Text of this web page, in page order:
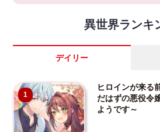
異世界ランキ
デイリー
1
ヒロインが来る
だはずの悪役令
ようです～